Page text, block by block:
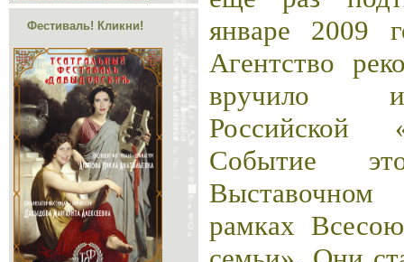
Фестиваль! Кликни!
январе 2009
Агентство
вручило
Российской
Событие
рамках